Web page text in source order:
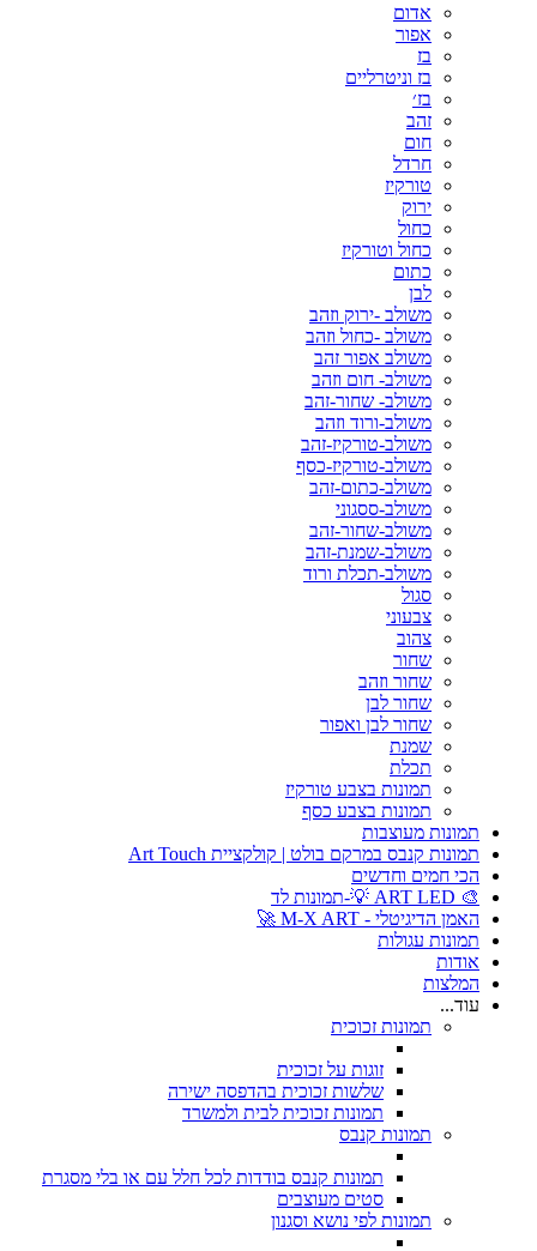
אדום
אפור
בז
בז וניטרליים
בז׳
זהב
חום
חרדל
טורקיז
ירוק
כחול
כחול וטורקיז
כתום
לבן
משולב -ירוק וזהב
משולב -כחול וזהב
משולב אפור זהב
משולב- חום וזהב
משולב- שחור-זהב
משולב-ורוד וזהב
משולב-טורקיז-זהב
משולב-טורקיז-כסף
משולב-כתום-זהב
משולב-ססגוני
משולב-שחור-זהב
משולב-שמנת-זהב
משולב-תכלת ורוד
סגול
צבעוני
צהוב
שחור
שחור וזהב
שחור לבן
שחור לבן ואפור
שמנת
תכלת
תמונות בצבע טורקיז
תמונות בצבע כסף
תמונות מעוצבות
תמונות קנבס במרקם בולט | קולקציית Art Touch
הכי חמים וחדשים
🎨 ART LED 💡-תמונות לד
האמן הדיגיטלי - M-X ART 🚀
תמונות עגולות
אודות
המלצות
עוד...
תמונות זכוכית
זוגות על זכוכית
שלשות זכוכית בהדפסה ישירה
תמונות זכוכית לבית ולמשרד
תמונות קנבס
תמונות קנבס בודדות לכל חלל עם או בלי מסגרת
סטים מעוצבים
תמונות לפי נושא וסגנון